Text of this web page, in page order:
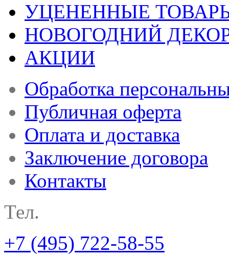
УЦЕНЕННЫЕ
НОВОГОДНИЙ
АКЦИИ
Обработка
Публичная оферта
Оплата и доставка
Заключение договора
Контакты
Тел.
+7 (495) 722-58-55